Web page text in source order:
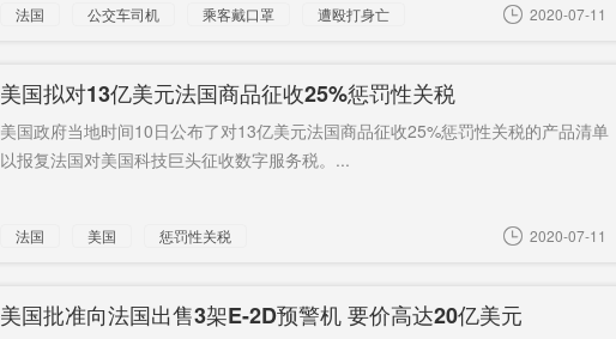
法国 公交车司机 乘客戴口罩 遭殴打身亡 2020-07-11
美国拟对13亿美元法国商品征收25%惩罚性关税
美国政府当地时间10日公布了对13亿美元法国商品征收25%惩罚性关税的产品清单
以报复法国对美国科技巨头征收数字服务税。...
法国 美国 惩罚性关税 2020-07-11
美国批准向法国出售3架E-2D预警机 要价高达20亿美元